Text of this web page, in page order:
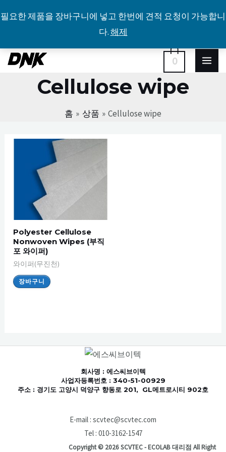
필요한 제품을 장바구니에 넣고 한번에 견적 요청이 가능합니
다.해제
0
Cellulose wipe
홈 상품 Cellulose wipe
Polyester Cellulose
Nonwoven Wipes (부직
포 와이퍼)
와이퍼(무진천)
장바구니
회사명 : 에스씨브이텍
사업자등록번호 : 340-51-00929
주소 : 경기도 고양시 덕양구 향동로 201, GL메트로시티 902호
E-mail : scvtec@scvtec.com
Tel : 010-3162-1547
Copyright © 2026 SCVTEC - ECOLAB 대리점 All Right